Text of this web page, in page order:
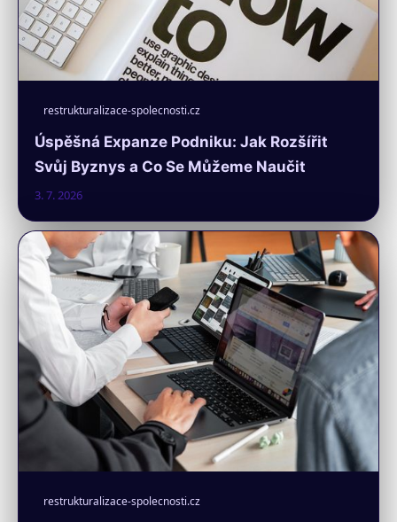
restrukturalizace-spolecnosti.cz
Úspěšná Expanze Podniku: Jak Rozšířit
Svůj Byznys a Co Se Můžeme Naučit
3. 7. 2026
restrukturalizace-spolecnosti.cz